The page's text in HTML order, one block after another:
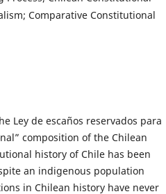
Comparative Constitutional
Ley de escaños reservados para
composition of the Chilean
history of Chile has been
an indigenous population
in Chilean history have never